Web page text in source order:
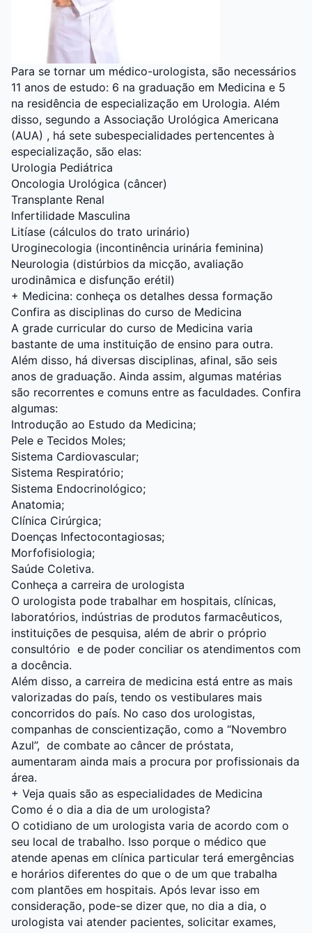
Para se tornar um médico-urologista, são necessários
11 anos de estudo: 6 na graduação em Medicina e 5
na residência de especialização em Urologia. Além
disso, segundo a Associação Urológica Americana
(AUA) , há sete subespecialidades pertencentes à
especialização, são elas:
Urologia Pediátrica
Oncologia Urológica (câncer)
Transplante Renal
Infertilidade Masculina
Litíase (cálculos do trato urinário)
Uroginecologia (incontinência urinária feminina)
Neurologia (distúrbios da micção, avaliação
urodinâmica e disfunção erétil)
+ Medicina: conheça os detalhes dessa formação
Confira as disciplinas do curso de Medicina
A grade curricular do curso de Medicina varia
bastante de uma instituição de ensino para outra.
Além disso, há diversas disciplinas, afinal, são seis
anos de graduação. Ainda assim, algumas matérias
são recorrentes e comuns entre as faculdades. Confira
algumas:
Introdução ao Estudo da Medicina;
Pele e Tecidos Moles;
Sistema Cardiovascular;
Sistema Respiratório;
Sistema Endocrinológico;
Anatomia;
Clínica Cirúrgica;
Doenças Infectocontagiosas;
Morfofisiologia;
Saúde Coletiva.
Conheça a carreira de urologista
O urologista pode trabalhar em hospitais, clínicas,
laboratórios, indústrias de produtos farmacêuticos,
instituições de pesquisa, além de abrir o próprio
consultório e de poder conciliar os atendimentos com
a docência.
Além disso, a carreira de medicina está entre as mais
valorizadas do país, tendo os vestibulares mais
concorridos do país. No caso dos urologistas,
companhas de conscientização, como a “Novembro
Azul”, de combate ao câncer de próstata,
aumentaram ainda mais a procura por profissionais da
área.
+ Veja quais são as especialidades de Medicina
Como é o dia a dia de um urologista?
O cotidiano de um urologista varia de acordo com o
seu local de trabalho. Isso porque o médico que
atende apenas em clínica particular terá emergências
e horários diferentes do que o de um que trabalha
com plantões em hospitais. Após levar isso em
consideração, pode-se dizer que, no dia a dia, o
urologista vai atender pacientes, solicitar exames,